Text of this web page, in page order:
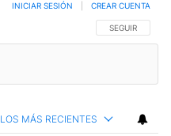
SIGA ESTA
SEGUIR
INICIAR SESIÓN CREAR CUENTA
LOS MÁS RECIENTES